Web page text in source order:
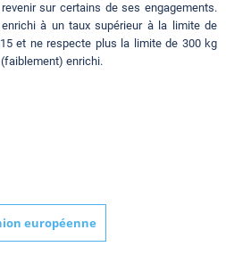
sur certains de ses engagements.
à un taux supérieur à la limite de
et ne respecte plus la limite de 300 kg
enrichi.
européenne